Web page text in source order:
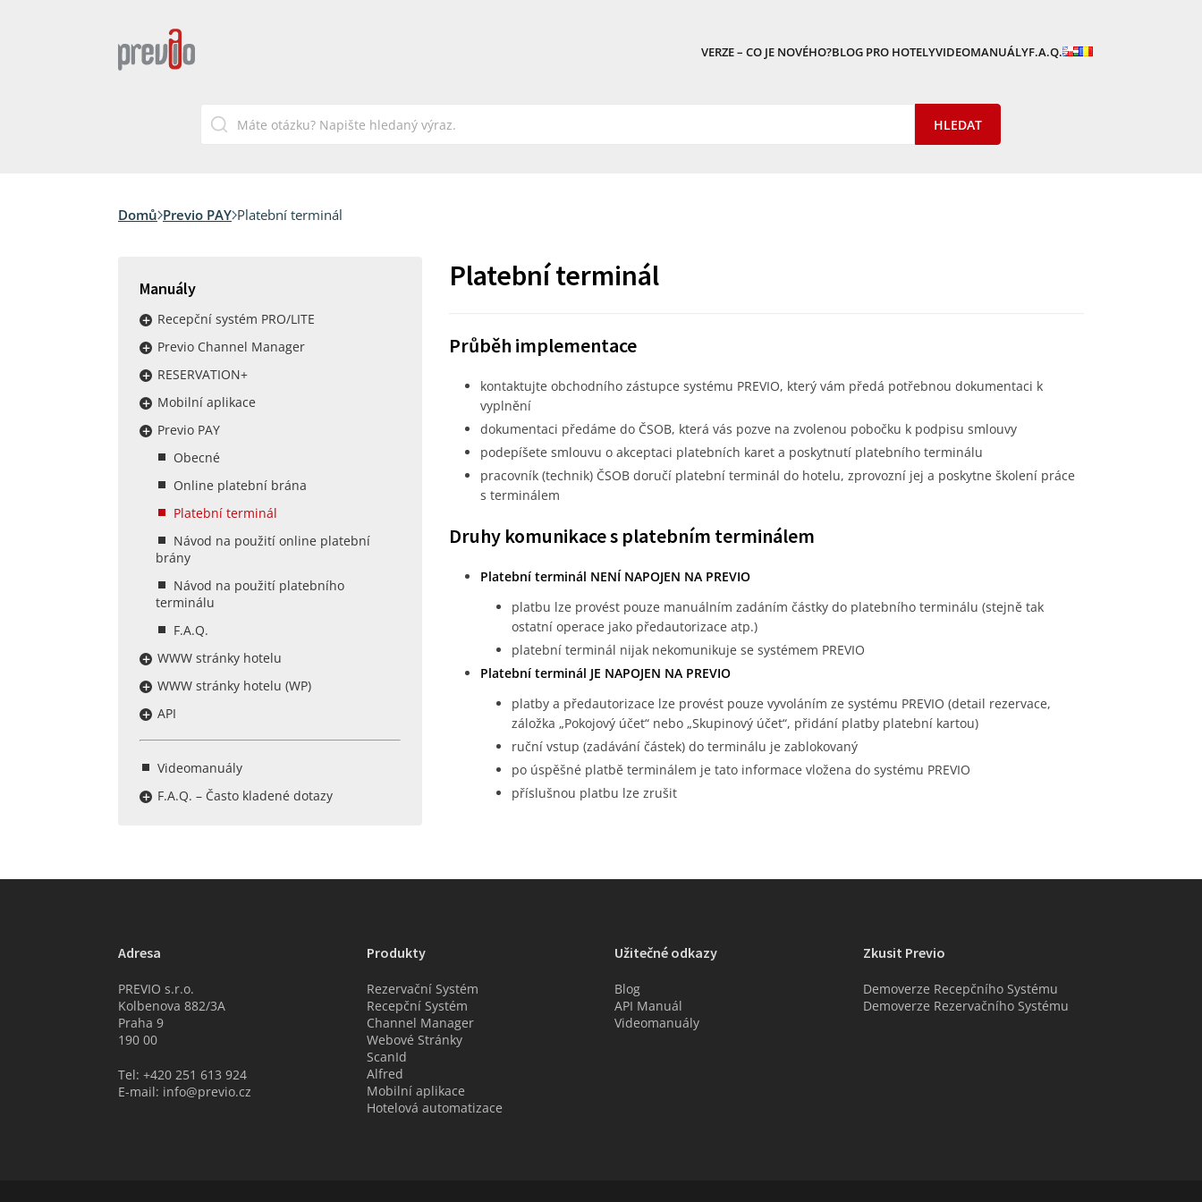
VERZE – CO JE NOVÉHO?BLOG PRO HOTELYVIDEOMANUÁLYF.A.Q.
Domů Previo PAY Platební terminál
Manuály
Recepční systém PRO/LITE
Previo Channel Manager
RESERVATION+
Mobilní aplikace
Previo PAY
Obecné
Online platební brána
Platební terminál
Návod na použití online platební
brány
Návod na použití platebního
terminálu
F.A.Q.
WWW stránky hotelu
WWW stránky hotelu (WP)
API
Videomanuály
F.A.Q. – Často kladené dotazy
Platební terminál
Průběh implementace
kontaktujte obchodního zástupce systému PREVIO, který vám předá potřebnou dokumentaci k
vyplnění
dokumentaci předáme do ČSOB, která vás pozve na zvolenou pobočku k podpisu smlouvy
podepíšete smlouvu o akceptaci platebních karet a poskytnutí platebního terminálu
pracovník (technik) ČSOB doručí platební terminál do hotelu, zprovozní jej a poskytne školení práce
s terminálem
Druhy komunikace s platebním terminálem
Platební terminál NENÍ NAPOJEN NA PREVIO
platbu lze provést pouze manuálním zadáním částky do platebního terminálu (stejně tak
ostatní operace jako předautorizace atp.)
platební terminál nijak nekomunikuje se systémem PREVIO
Platební terminál JE NAPOJEN NA PREVIO
platby a předautorizace lze provést pouze vyvoláním ze systému PREVIO (detail rezervace,
záložka „Pokojový účet“ nebo „Skupinový účet“, přidání platby platební kartou)
ruční vstup (zadávání částek) do terminálu je zablokovaný
po úspěšné platbě terminálem je tato informace vložena do systému PREVIO
příslušnou platbu lze zrušit
Adresa
PREVIO s.r.o.
Kolbenova 882/3A
Praha 9
190 00
Tel: +420 251 613 924
E-mail: info@previo.cz
Produkty
Rezervační Systém
Recepční Systém
Channel Manager
Webové Stránky
ScanId
Alfred
Mobilní aplikace
Hotelová automatizace
Užitečné odkazy
Blog
API Manuál
Videomanuály
Zkusit Previo
Demoverze Recepčního Systému
Demoverze Rezervačního Systému